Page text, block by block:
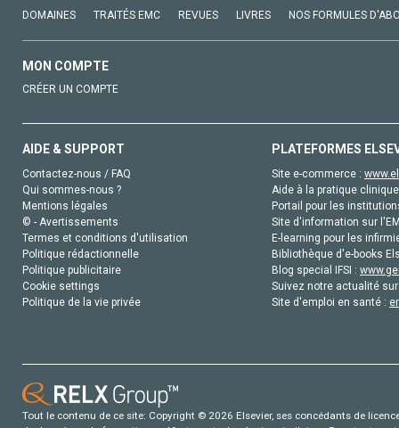
DOMAINES TRAITÉS EMC REVUES LIVRES NOS FORMULES
MON COMPTE
CRÉER UN COMPTE
AIDE & SUPPORT
Contactez-nous / FAQ
Qui sommes-nous ?
Mentions légales
© - Avertissements
Termes et conditions d'utilisation
Politique rédactionnelle
Politique publicitaire
Cookie settings
Politique de la vie privée
PLATEFORMES
Site e-commerce :
Aide à la pratique
Portail pour les
Site d'information sur
E-learning pour les
Bibliothèque d'e-books
Blog special IFSI :
Suivez notre actualité
Site d'emploi en santé :
Tout le contenu de ce site: Copyright © 2026 Elsevier, ses concédants de